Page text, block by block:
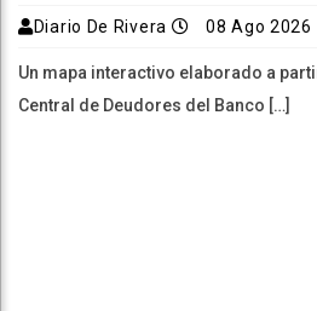
Diario De Rivera 08 Ago 2026
Un mapa interactivo elaborado a
Central de Deudores del Banco […]